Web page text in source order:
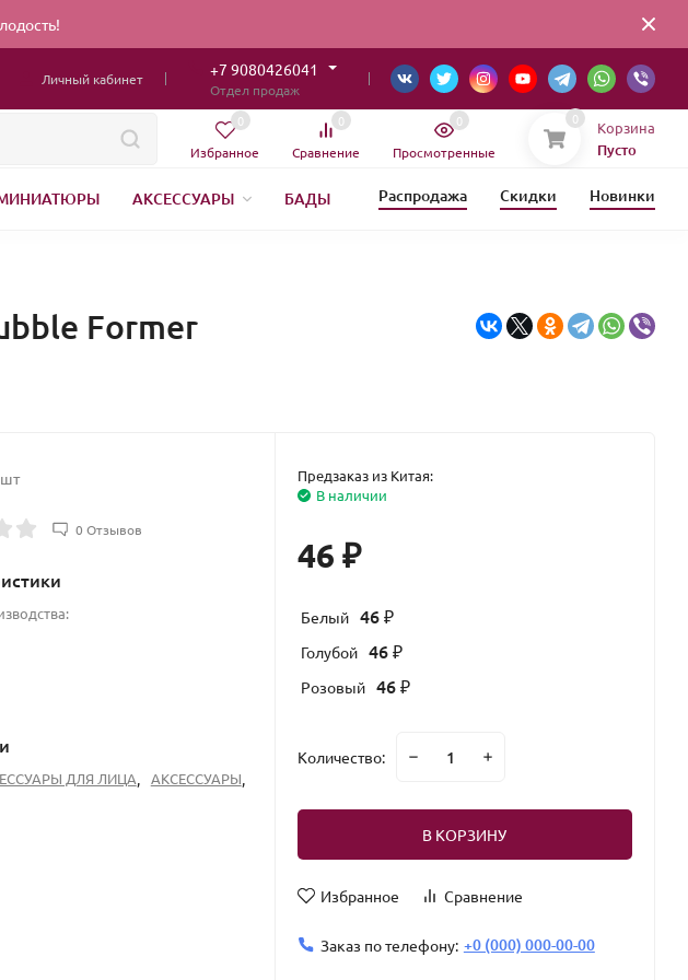
Личный кабинет +7 9080426041
Отдел продаж
Избранное
0
Сравнение
0
Просмотренные
0 0 Корзина
Пусто
АКСЕССУАРЫ
БАДЫ
Распродажа Скидки Новинки
Former
0 Отзывов
ДЛЯ ЛИЦА, АКСЕССУАРЫ,
Предзаказ из Китая:
В наличии
46 ₽
Белый 46 ₽
Голубой 46 ₽
Розовый 46 ₽
Количество:
В КОРЗИНУ
Избранное Сравнение
Заказ по телефону: +0 (000) 000-00-00